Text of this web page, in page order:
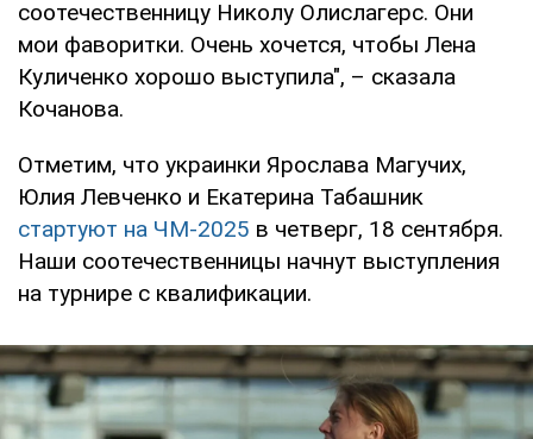
соотечественницу Николу Олислагерс. Они
мои фаворитки. Очень хочется, чтобы Лена
Куличенко хорошо выступила", – сказала
Кочанова.
Отметим, что украинки Ярослава Магучих,
Юлия Левченко и Екатерина Табашник
стартуют на ЧМ-2025 в четверг, 18 сентября.
Наши соотечественницы начнут выступления
на турнире с квалификации.